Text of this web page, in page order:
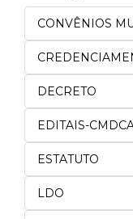
CONVÊNIOS
DECRETO
EDITAIS-
ESTATUTO
LDO